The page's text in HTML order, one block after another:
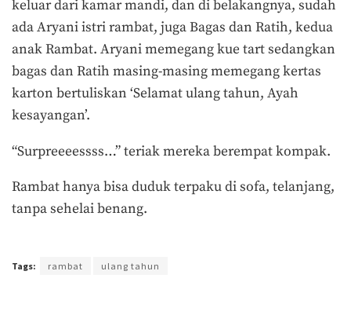
keluar dari kamar mandi, dan di belakangnya, sudah
ada Aryani istri rambat, juga Bagas dan Ratih, kedua
anak Rambat. Aryani memegang kue tart sedangkan
bagas dan Ratih masing-masing memegang kertas
karton bertuliskan ‘Selamat ulang tahun, Ayah
kesayangan’.
“Surpreeeessss…” teriak mereka berempat kompak.
Rambat hanya bisa duduk terpaku di sofa, telanjang,
tanpa sehelai benang.
Tags: rambat ulang tahun